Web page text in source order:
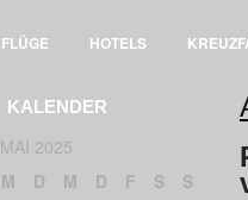
FLÜGE HOTELS
KALENDER
MAI 2025
M
D M D F S S